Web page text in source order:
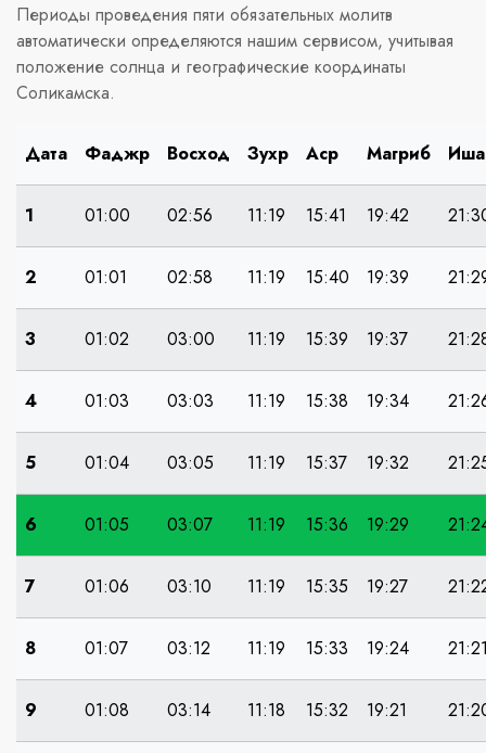
Периоды проведения пяти обязательных молитв
автоматически определяются нашим сервисом, учитывая
положение солнца и географические координаты
Соликамска.
Дата Фаджр Восход Зухр Аср Магриб Иша
1 01:00 02:56 11:19 15:41 19:42
2 01:01 02:58 11:19 15:40 19:39
3 01:02 03:00 11:19 15:39 19:37
4 01:03 03:03 11:19 15:38 19:34
5 01:04 03:05 11:19 15:37 19:32
6 01:05 03:07 11:19 15:36 19:29
7 01:06 03:10 11:19 15:35 19:27
8 01:07 03:12 11:19 15:33 19:24
9 01:08 03:14 11:18 15:32 19:21